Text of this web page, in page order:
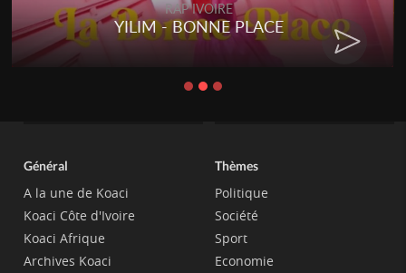
RAP IVOIRE
YILIM - BONNE PLACE
Général
A la une de Koaci
Koaci Côte d'Ivoire
Koaci Afrique
Archives Koaci
Thèmes
Politique
Société
Sport
Economie